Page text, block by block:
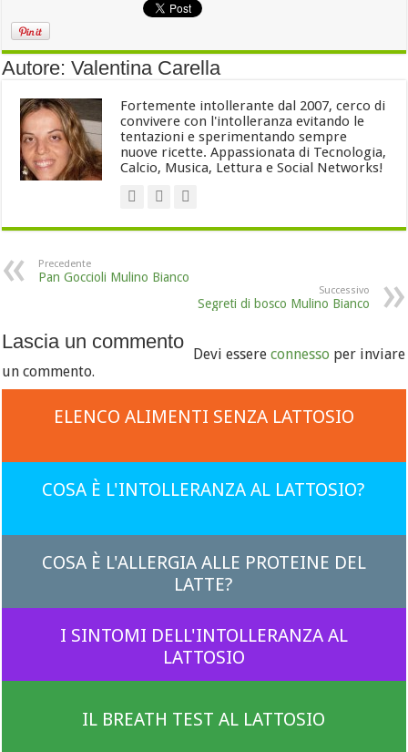
Autore: Valentina Carella
Fortemente intollerante dal 2007, cerco di
convivere con l'intolleranza evitando le
tentazioni e sperimentando sempre
nuove ricette. Appassionata di Tecnologia,
Calcio, Musica, Lettura e Social Networks!
Precedente
Pan Goccioli Mulino Bianco
Successivo
Segreti di bosco Mulino Bianco
Lascia un commento
Devi essereconnesso per inviare
un commento.
ELENCO ALIMENTI SENZA LATTOSIO
COSA È L'INTOLLERANZA AL LATTOSIO?
COSA È L'ALLERGIA ALLE PROTEINE DEL
LATTE?
I SINTOMI DELL'INTOLLERANZA AL
LATTOSIO
IL BREATH TEST AL LATTOSIO